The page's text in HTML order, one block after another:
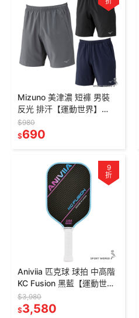
Mizuno 美津濃 短褲 男裝
反光 排汗【運動世界】
J2MBC00308/J2MBC003
09/J2MBC00314
$980
$690
9
折
Aniviia 匹克球 球拍 中高階
KC Fusion 黑藍【運動世
界】P0010
$3,980
$3,580